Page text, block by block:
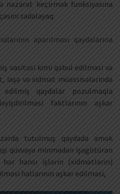
nəzarət keçirmək funksiyasına
sadalayaq:
aparılması qaydalarına
vasitəsi kimi qəbul edilməsi və
və xidmət müəssisələrində
edilmiş qaydalar pozulmaqla
faktlarının aşkar
tutulmuş qaydada əmək
qüvvəyə minmədən işəgötürən
hansı işlərin (xidmətlərin)
hallarının aşkar edilməsi,